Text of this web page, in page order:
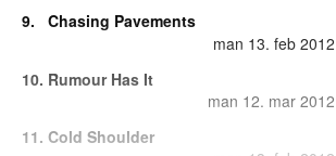
9.
Chasing Pavements
man 13. feb 2012
10. Rumour Has It
man 12. mar 2012
11. Cold Shoulder